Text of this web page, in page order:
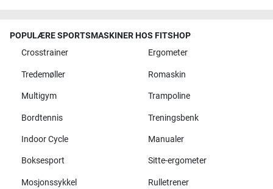
POPULÆRE SPORTSMASKINER HOS FITSHOP
Crosstrainer
Ergometer
Tredemøller Romaskin
Multigym Trampoline
Bordtennis Treningsbenk
Indoor Cycle Manualer
Boksesport Sitte-ergometer
Mosjonssykkel Rulletrener